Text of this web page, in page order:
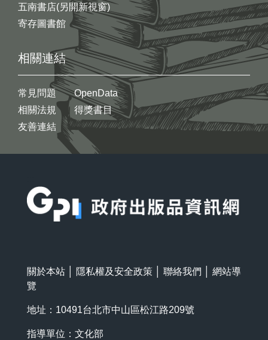
五南書店(另開新視窗)
寄存圖書館
相關連結
常見問題
相關法規
友善連結
OpenData
得獎書目
關於本站 隱私權及安全政策 聯絡我們
網站導
覽
地址：10491台北市中山區松江路209號
指導單位：文化部